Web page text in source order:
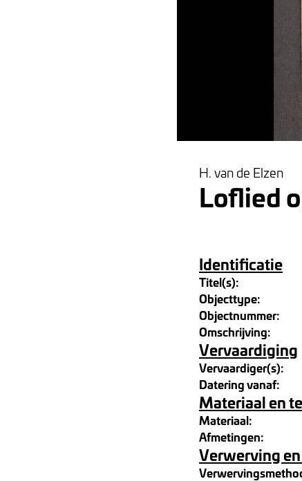
H. van de Elzen
Loflied
Identificatie
Titel(s):
Objecttype:
Objectnummer:
Omschrijving:
Vervaardiging
Vervaardiger(s):
Datering vanaf:
Materiaal en
Materiaal:
Afmetingen:
Verwerving